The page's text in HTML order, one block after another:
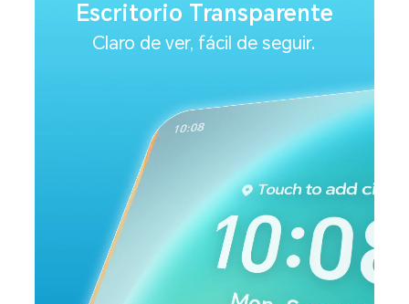
Escritorio Transparente
Claro de ver, fácil de seguir.